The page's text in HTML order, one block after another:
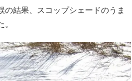
の結果、スコップシェードのうま